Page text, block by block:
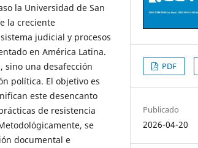
la Universidad de San
la creciente
judicial y procesos
en América Latina.
sino una desafección
política. El objetivo es
este desencanto
de resistencia
se
documental e
PDF
Publicado
2026-04-20